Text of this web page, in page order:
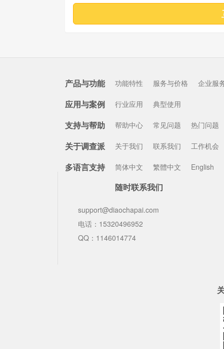
产品与功能 功能特性 服务与价格 企业服
应用与案例 行业应用 典型使用
支持与帮助 帮助中心 常见问题 热门问题
关于调查派 关于我们 联系我们 工作机会
多语言支持 简体中文 繁體中文 English
随时联系我们
support@diaochapai.com
电话：15320496952
QQ：1146014774